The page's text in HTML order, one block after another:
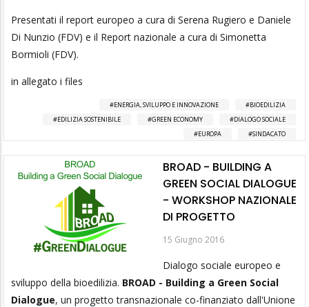
Presentati il report europeo a cura di Serena Rugiero e Daniele
Di Nunzio (FDV) e il Report nazionale a cura di Simonetta
Bormioli (FDV).
in allegato i files
ENERGIA, SVILUPPO E INNOVAZIONE
BIOEDILIZIA
EDILIZIA SOSTENIBILE
GREEN ECONOMY
DIALOGO SOCIALE
EUROPA
SINDACATO
BROAD - BUILDING A
GREEN SOCIAL DIALOGUE
- WORKSHOP NAZIONALE
DI PROGETTO
15 Giugno 2016
Dialogo sociale europeo e
sviluppo della bioedilizia. BROAD - Building a Green Social
Dialogue, un progetto transnazionale co-finanziato dall'Unione